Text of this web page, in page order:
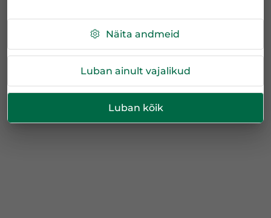
Näita andmeid
Luban ainult vajalikud
Luban kõik